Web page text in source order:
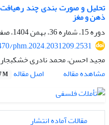
تحلیل و صورت بندی چند رهیافت
ذهن و مغز
دوره 15، شماره 36، بهمن 1404، صفحه
phm.2024.2031209.2531
مجید احسن، محمد نادری
مشاهده مقاله
اصل مقاله M
مقالات آماده انتشار